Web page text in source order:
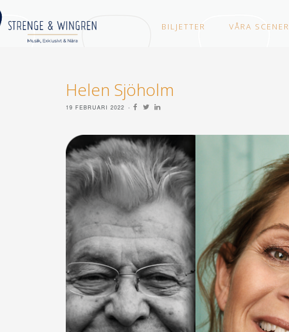
BILJETTER VÅRA SCENER
Helen Sjöholm
19 FEBRUARI 2022